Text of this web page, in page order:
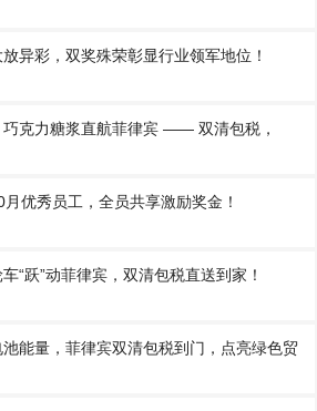
异彩，双奖殊荣彰显行业领军地位！
克力糖浆直航菲律宾 —— 双清包税，
优秀员工，全员共享激励奖金！
“跃”动菲律宾，双清包税直送到家！
能量，菲律宾双清包税到门，点亮绿色贸